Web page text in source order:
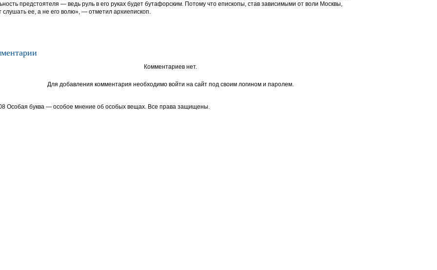
предстоятеля — ведь руль в его руках будет бутафорским. Потому что епископы, став зависимыми от воли Москвы,
слушать ее, а не его волю», — отметил архиепископ.
Комментариев нет.
Для добавления комментария необходимо войти на сайт под своим логином и паролем.
Особая буква — особое мнение об особых вещах. Все права защищены.